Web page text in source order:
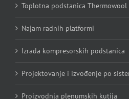
Toplotna podstanica Thermowool
Najam radnih platformi
Izrada kompresorskih podstanica
Projektovanje i izvođenje po
Proizvodnja plenumskih kutija